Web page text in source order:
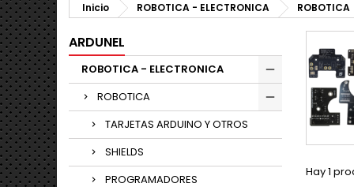
Inicio ROBOTICA - ELECTRONICA ROBOTICA
ARDUNEL
ROBOTICA - ELECTRONICA
ROBOTICA
TARJETAS ARDUINO Y OTROS
SHIELDS
PROGRAMADORES
Hay 1